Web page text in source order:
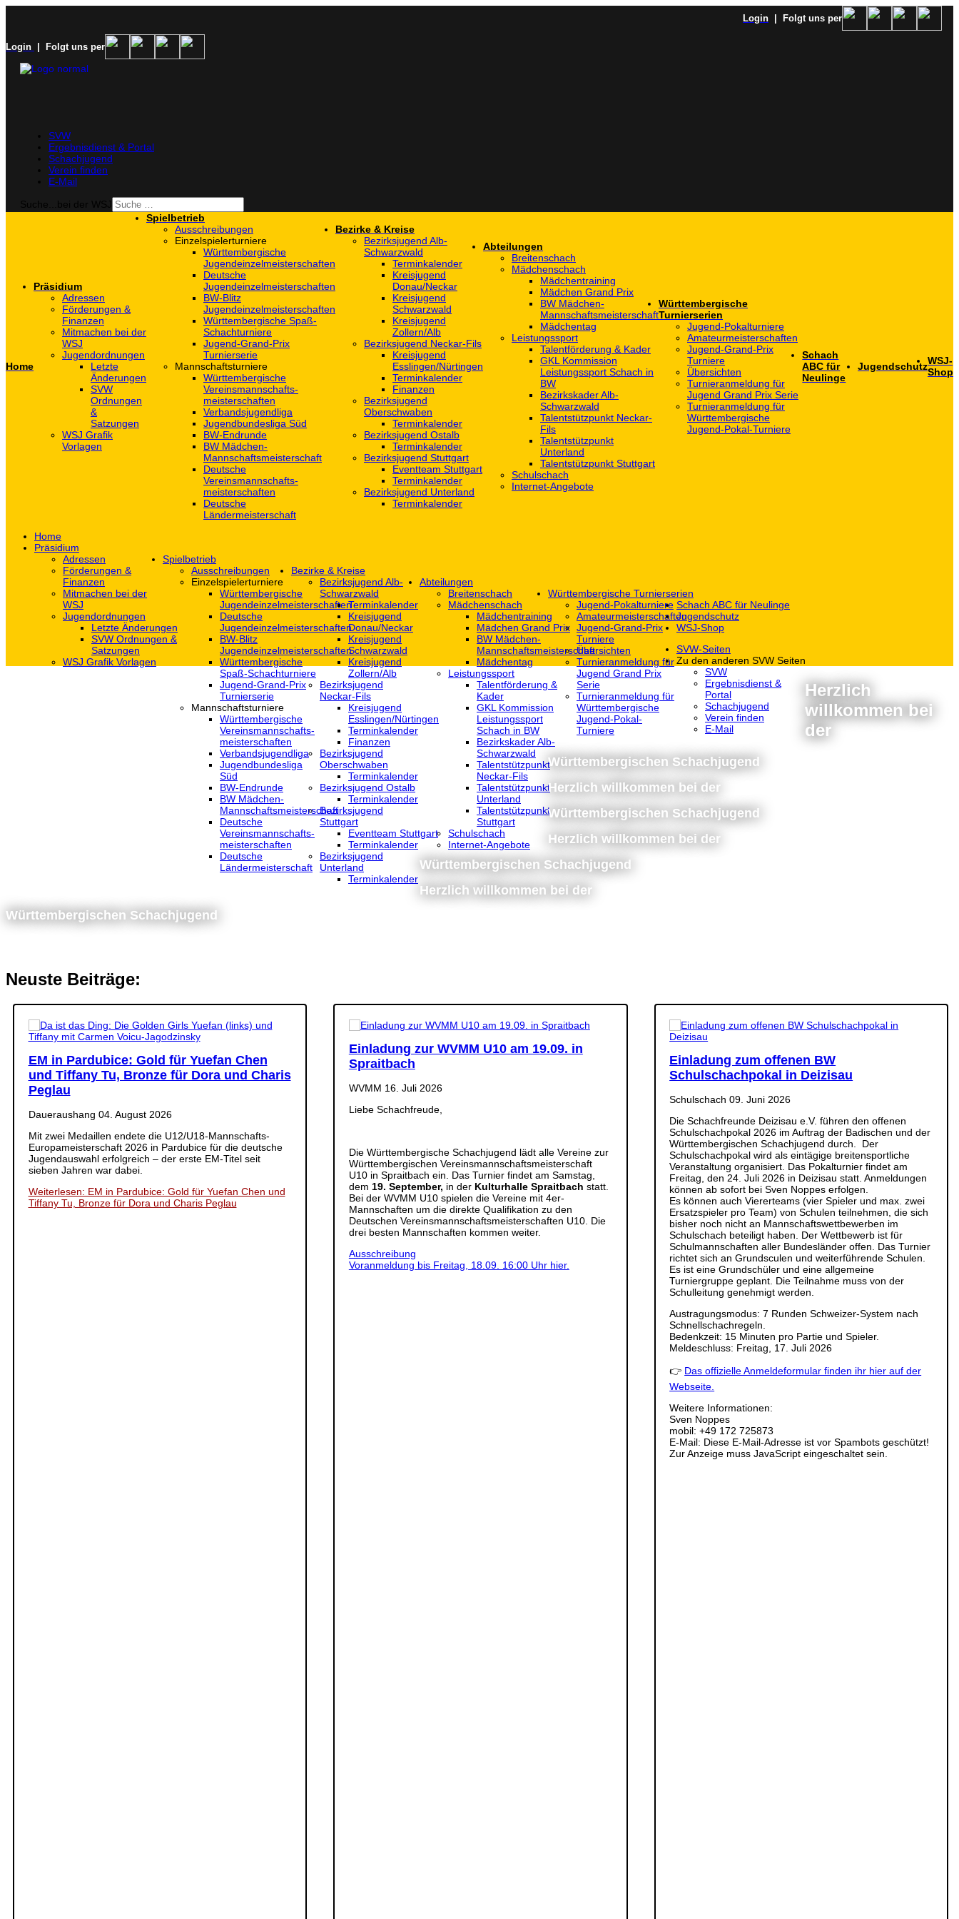
Login | Folgt uns per
Login | Folgt uns per
SVW
Ergebnisdienst & Portal
Schachjugend
Verein finden
E-Mail
Home
Präsidium
Adressen
Förderungen &
Finanzen
Mitmachen bei der
WSJ
Jugendordnungen
Letzte
Änderungen
SVW
Ordnungen
&
Satzungen
WSJ Grafik
Vorlagen
Spielbetrieb
Ausschreibungen
Einzelspielerturniere
Württembergische
Jugendeinzelmeisterschaften
Deutsche
Jugendeinzelmeisterschaften
BW-Blitz
Jugendeinzelmeisterschaften
Württembergische Spaß-
Schachturniere
Jugend-Grand-Prix
Turnierserie
Mannschaftsturniere
Württembergische
Vereinsmannschafts-
meisterschaften
Verbandsjugendliga
Jugendbundesliga Süd
BW-Endrunde
BW Mädchen-
Mannschaftsmeisterschaft
Deutsche
Vereinsmannschafts-
meisterschaften
Deutsche
Ländermeisterschaft
Bezirke & Kreise
Bezirksjugend Alb-
Schwarzwald
Terminkalender
Kreisjugend
Donau/Neckar
Kreisjugend
Schwarzwald
Kreisjugend
Zollern/Alb
Bezirksjugend Neckar-Fils
Kreisjugend
‎Esslingen/Nürtingen
Terminkalender
Finanzen
Bezirksjugend
Oberschwaben
Terminkalender
Bezirksjugend Ostalb
Terminkalender
Bezirksjugend Stuttgart
‎Eventteam Stuttgart
Terminkalender
Bezirksjugend Unterland
Terminkalender
Abteilungen
Breitenschach
Mädchenschach
Mädchentraining
Mädchen Grand Prix
BW Mädchen-
Mannschaftsmeisterschaft
Mädchentag
Leistungssport
Talentförderung & Kader
GKL Kommission
Leistungssport Schach in
BW
Bezirkskader Alb-
Schwarzwald
Talentstützpunkt Neckar-
Fils
Talentstützpunkt
Unterland
Talentstützpunkt Stuttgart
Schulschach
Internet-Angebote
Württembergische
Turnierserien
Jugend-Pokalturniere
Amateurmeisterschaften
Jugend-Grand-Prix
Turniere
Übersichten
Turnieranmeldung für
Jugend Grand Prix Serie
Turnieranmeldung für
Württembergische
Jugend-Pokal-Turniere
Schach
ABC für
Neulinge
JugendschutzWSJ-
Shop
Home
Präsidium
Adressen
Förderungen &
Finanzen
Mitmachen bei der
WSJ
Jugendordnungen
Letzte Änderungen
SVW Ordnungen &
Satzungen
WSJ Grafik Vorlagen
Spielbetrieb
Ausschreibungen
Einzelspielerturniere
Württembergische
Jugendeinzelmeisterschaften
Deutsche
Jugendeinzelmeisterschaften
BW-Blitz
Jugendeinzelmeisterschaften
Württembergische
Spaß-Schachturniere
Jugend-Grand-Prix
Turnierserie
Mannschaftsturniere
Württembergische
Vereinsmannschafts-
meisterschaften
Verbandsjugendliga
Jugendbundesliga
Süd
BW-Endrunde
BW Mädchen-
Mannschaftsmeisterschaft
Deutsche
Vereinsmannschafts-
meisterschaften
Deutsche
Ländermeisterschaft
Bezirke & Kreise
Bezirksjugend Alb-
Schwarzwald
Terminkalender
Kreisjugend
Donau/Neckar
Kreisjugend
Schwarzwald
Kreisjugend
Zollern/Alb
Bezirksjugend
Neckar-Fils
Kreisjugend
‎Esslingen/Nürtingen
Terminkalender
Finanzen
Bezirksjugend
Oberschwaben
Terminkalender
Bezirksjugend Ostalb
Terminkalender
Bezirksjugend
Stuttgart
‎Eventteam Stuttgart
Terminkalender
Bezirksjugend
Unterland
Terminkalender
Abteilungen
Breitenschach
Mädchenschach
Mädchentraining
Mädchen Grand Prix
BW Mädchen-
Mannschaftsmeisterschaft
Mädchentag
Leistungssport
Talentförderung &
Kader
GKL Kommission
Leistungssport
Schach in BW
Bezirkskader Alb-
Schwarzwald
Talentstützpunkt
Neckar-Fils
Talentstützpunkt
Unterland
Talentstützpunkt
Stuttgart
Schulschach
Internet-Angebote
Württembergische Turnierserien
Jugend-Pokalturniere
Amateurmeisterschaften
Jugend-Grand-Prix
Turniere
Übersichten
Turnieranmeldung für
Jugend Grand Prix
Serie
Turnieranmeldung für
Württembergische
Jugend-Pokal-
Turniere
Schach ABC für Neulinge
Jugendschutz
WSJ-Shop
SVW-Seiten
Zu den anderen SVW Seiten
SVW
Ergebnisdienst &
Portal
Schachjugend
Verein finden
E-Mail
Herzlich
willkommen bei
der
Württembergischen Schachjugend
Herzlich willkommen bei der
Württembergischen Schachjugend
Herzlich willkommen bei der
Württembergischen Schachjugend
Herzlich willkommen bei der
Württembergischen Schachjugend
Neuste Beiträge:
EM in Pardubice: Gold für Yuefan Chen
und Tiffany Tu, Bronze für Dora und Charis
Peglau
Daueraushang 04. August 2026
Mit zwei Medaillen endete die U12/U18-Mannschafts-
Europameisterschaft 2026 in Pardubice für die deutsche
Jugendauswahl erfolgreich – der erste EM-Titel seit
sieben Jahren war dabei.
Weiterlesen: EM in Pardubice: Gold für Yuefan Chen und
Tiffany Tu, Bronze für Dora und Charis Peglau
Einladung zur WVMM U10 am 19.09. in
Spraitbach
WVMM 16. Juli 2026
Liebe Schachfreude,
Die Württembergische Schachjugend lädt alle Vereine zur
Württembergischen Vereinsmannschaftsmeisterschaft
U10 in Spraitbach ein. Das Turnier findet am Samstag,
dem 19. September, in der Kulturhalle Spraitbach statt.
Bei der WVMM U10 spielen die Vereine mit 4er-
Mannschaften um die direkte Qualifikation zu den
Deutschen Vereinsmannschaftsmeisterschaften U10. Die
drei besten Mannschaften kommen weiter.
Ausschreibung
Voranmeldung bis Freitag, 18.09. 16:00 Uhr hier.
Einladung zum offenen BW
Schulschachpokal in Deizisau
Schulschach09. Juni 2026
Die Schachfreunde Deizisau e.V. führen den offenen
Schulschachpokal 2026 im Auftrag der Badischen und der
Württembergischen Schachjugend durch. Der
Schulschachpokal wird als eintägige breitensportliche
Veranstaltung organisiert. Das Pokalturnier findet am
Freitag, den 24. Juli 2026 in Deizisau statt. Anmeldungen
können ab sofort bei Sven Noppes erfolgen.
Es können auch Viererteams (vier Spieler und max. zwei
Ersatzspieler pro Team) von Schulen teilnehmen, die sich
bisher noch nicht an Mannschaftswettbewerben im
Schulschach beteiligt haben. Der Wettbewerb ist für
Schulmannschaften aller Bundesländer offen. Das Turnier
richtet sich an Grundsculen und weiterführende Schulen.
Es ist eine Grundschüler und eine allgemeine
Turniergruppe geplant. Die Teilnahme muss von der
Schulleitung genehmigt werden.
Austragungsmodus: 7 Runden Schweizer-System nach
Schnellschachregeln.
Bedenkzeit: 15 Minuten pro Partie und Spieler.
Meldeschluss: Freitag, 17. Juli 2026
👉 Das offizielle Anmeldeformular finden ihr hier auf der
Webseite.
Weitere Informationen:
Sven Noppes
mobil: +49 172 725873
E-Mail: Diese E-Mail-Adresse ist vor Spambots geschützt!
Zur Anzeige muss JavaScript eingeschaltet sein.